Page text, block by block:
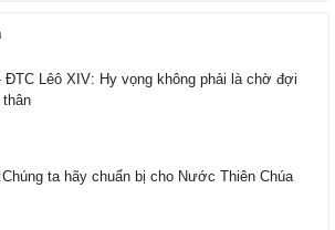
ĐTC Lêô XIV: Hy vọng không phải là chờ đợi
ta hãy chuẩn bị cho Nước Thiên Chúa